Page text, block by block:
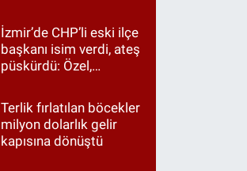
etmedik"
İzmir’de CHP’li eski ilçe
başkanı isim verdi, ateş
püskürdü: Özel,
Terlik fırlatılan böcekler
milyon dolarlık gelir
kapısına dönüştü